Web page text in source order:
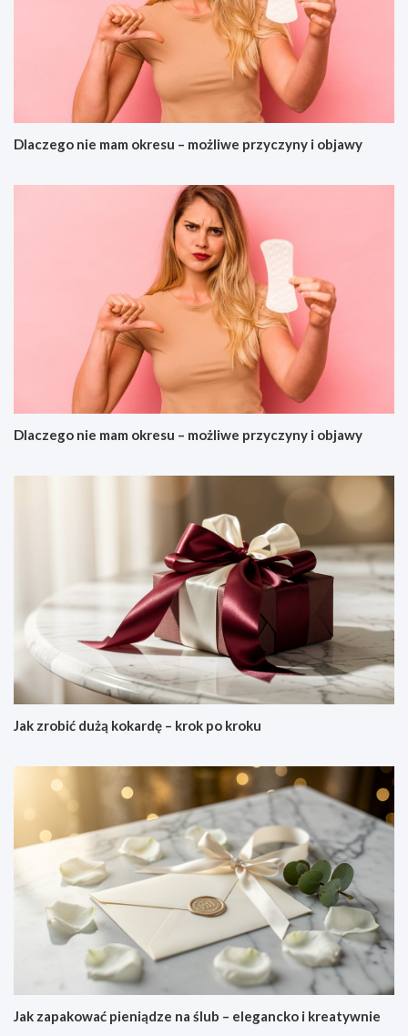
Dlaczego nie mam okresu – możliwe przyczyny i objawy
Dlaczego nie mam okresu – możliwe przyczyny i objawy
Jak zrobić dużą kokardę – krok po kroku
Jak zapakować pieniądze na ślub – elegancko i kreatywnie